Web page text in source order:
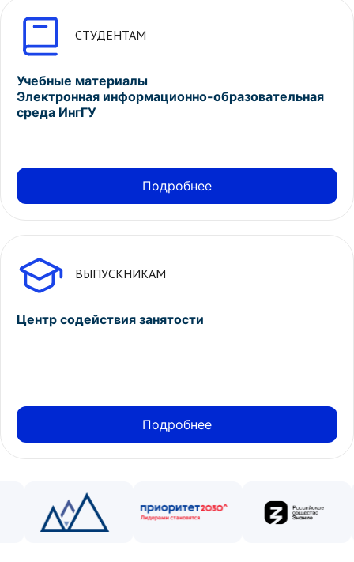
СТУДЕНТАМ
Учебные материалы
Электронная информационно-образовательная
среда ИнгГУ
Подробнее
ВЫПУСКНИКАМ
Центр содействия занятости
Подробнее